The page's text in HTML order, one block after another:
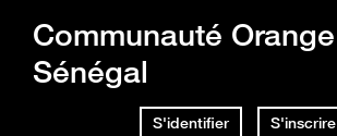
Communauté Orange
Sénégal
S'identifier S'inscrire